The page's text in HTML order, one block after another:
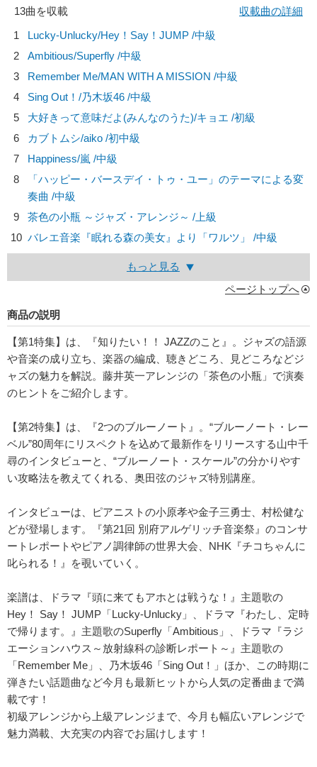
13曲を収載
収載曲の詳細
1
Lucky-Unlucky/Hey！Say！JUMP /中級
2
Ambitious/Superfly /中級
3
Remember Me/MAN WITH A MISSION /中級
4
Sing Out！/乃木坂46 /中級
5
大好きって意味だよ(みんなのうた)/キョエ /初級
6
カブトムシ/aiko /初中級
7
Happiness/嵐 /中級
8
「ハッピー・バースデイ・トゥ・ユー」のテーマによる変
奏曲 /中級
9
茶色の小瓶 ～ジャズ・アレンジ～ /上級
10 バレエ音楽『眠れる森の美女』より「ワルツ」 /中級
もっと見る
ページトップへ
商品の説明
【第1特集】は、『知りたい！！ JAZZのこと』。ジャズの語源
や音楽の成り立ち、楽器の編成、聴きどころ、見どころなどジ
ャズの魅力を解説。藤井英一アレンジの「茶色の小瓶」で演奏
のヒントをご紹介します。
【第2特集】は、『2つのブルーノート』。“ブルーノート・レー
ベル”80周年にリスペクトを込めて最新作をリリースする山中千
尋のインタビューと、“ブルーノート・スケール”の分かりやす
い攻略法を教えてくれる、奥田弦のジャズ特別講座。
インタビューは、ピアニストの小原孝や金子三勇士、村松健な
どが登場します。『第21回 別府アルゲリッチ音楽祭』のコンサ
ートレポートやピアノ調律師の世界大会、NHK『チコちゃんに
叱られる！』を覗いていく。
楽譜は、ドラマ『頭に来てもアホとは戦うな！』主題歌の
Hey！ Say！ JUMP「Lucky-Unlucky」、ドラマ『わたし、定時
で帰ります。』主題歌のSuperfly「Ambitious」、ドラマ『ラジ
エーションハウス～放射線科の診断レポート～』主題歌の
「Remember Me」、乃木坂46「Sing Out！」ほか、この時期に
弾きたい話題曲など今月も最新ヒットから人気の定番曲まで満
載です！
初級アレンジから上級アレンジまで、今月も幅広いアレンジで
魅力満載、大充実の内容でお届けします！